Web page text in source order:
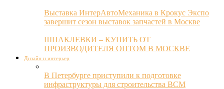
Выставка ИнтерАвтоМеханика в Крокус Экспо
завершит сезон выставок запчастей в Москве
ШПАКЛЕВКИ – КУПИТЬ ОТ
ПРОИЗВОДИТЕЛЯ ОПТОМ В МОСКВЕ
Дизайн и интерьер
В Петербурге приступили к подготовке
инфраструктуры для строительства ВСМ